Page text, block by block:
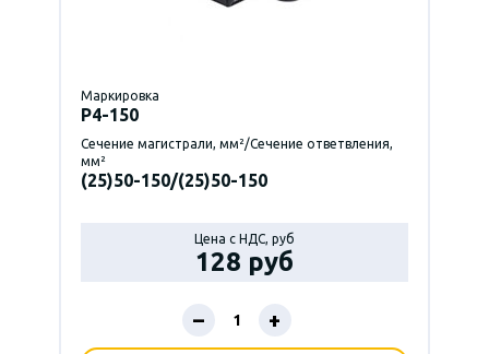
Маркировка
P4-150
Сечение магистрали, мм²/Сечение ответвления,
мм²
(25)50-150/(25)50-150
Цена с НДС, руб
128 руб
– +